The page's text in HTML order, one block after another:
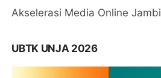
Akselerasi Media Online Jambi
UBTK UNJA 2026